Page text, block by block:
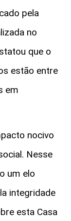
pela
no
que o
estão entre
em
nocivo
Nesse
um elo
integridade
esta Casa